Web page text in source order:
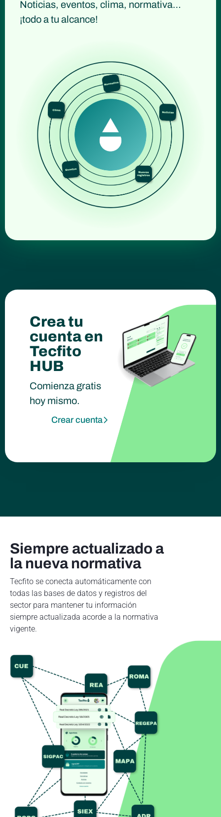
Noticias, eventos, clima, normativa…
¡todo a tu alcance!
Crea tu
cuenta en
Tecfito
HUB
Comienza gratis
hoy mismo.
Crear cuenta
Siempre actualizado a
la nueva normativa
Tecfito se conecta automáticamente con
todas las bases de datos y registros del
sector para mantener tu información
siempre actualizada acorde a la normativa
vigente.